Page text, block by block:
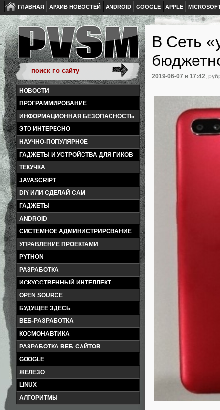
ГЛАВНАЯ АРХИВ НОВОСТЕЙ ANDROID GOOGLE APPLE
НОВОСТИ
ПРОГРАММИРОВАНИЕ
ИНФОРМАЦИОННАЯ БЕЗОПАСНОСТЬ
ЭТО ИНТЕРЕСНО
НАУЧНО-ПОПУЛЯРНОЕ
ГАДЖЕТЫ И УСТРОЙСТВА ДЛЯ ГИКОВ
ТЕКУЧКА
JAVASCRIPT
DIY ИЛИ СДЕЛАЙ САМ
ГАДЖЕТЫ
ANDROID
СИСТЕМНОЕ АДМИНИСТРИРОВАНИЕ
УПРАВЛЕНИЕ ПРОЕКТАМИ
PYTHON
РАЗРАБОТКА
ИСКУССТВЕННЫЙ ИНТЕЛЛЕКТ
OPEN SOURCE
БУДУЩЕЕ ЗДЕСЬ
ВЕБ-РАЗРАБОТКА
КОСМОНАВТИКА
РАЗРАБОТКА ВЕБ-САЙТОВ
GOOGLE
ЖЕЛЕЗО
LINUX
АЛГОРИТМЫ
В Сеть
2019-06-07 в 17:42,